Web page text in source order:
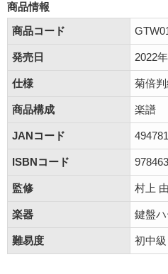
商品情報
商品コード
発売日 2022
仕様 菊倍
商品構成 楽譜
JANコード
ISBNコード
監修 村上
楽器 鍵盤
難易度 初中級